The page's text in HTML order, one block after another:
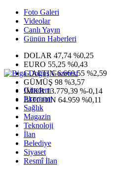
Foto Galeri
Videolar
Canlı Yayın
Günün Haberleri
DOLAR 47,74 %0,25
EURO 55,25 %0,43
G.ALTIN6.660,55 %2,59
GÜMÜŞ 98 %3,57
IMKB13.779,39 %-0,14
BITCOIN 64.959 %0,11
Gündem
Ekonomi
Sağlık
Magazin
Teknoloji
İlan
Belediye
Siyaset
Resmî İlan